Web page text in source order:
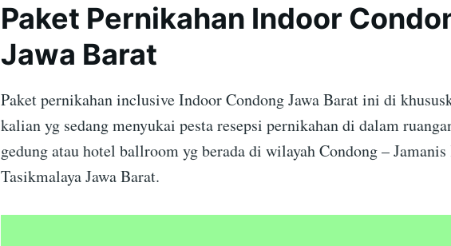
Paket Pernikahan Indoor
Jawa Barat
Paket pernikahan inclusive Indoor Condong Jawa Barat ini di
kalian yg sedang menyukai pesta resepsi pernikahan di dalam
gedung atau hotel ballroom yg berada di wilayah Condong – Jamanis
Tasikmalaya Jawa Barat.